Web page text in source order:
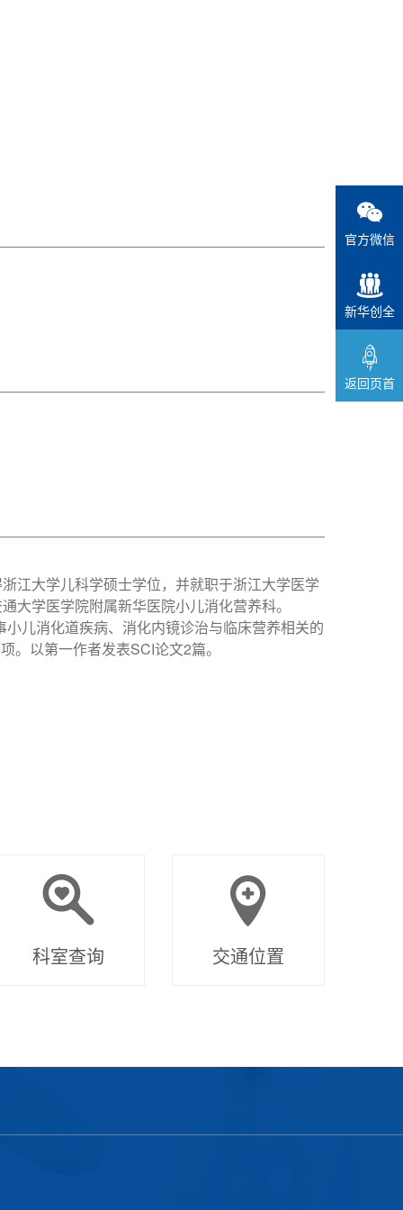
官方微信
新华创全
返回页首
江大学儿科学硕士学位，并就职于浙江大学医学
大学医学院附属新华医院小儿消化营养科。
儿消化道疾病、消化内镜诊治与临床营养相关的
。以第一作者发表SCI论文2篇。
科室查询 交通位置